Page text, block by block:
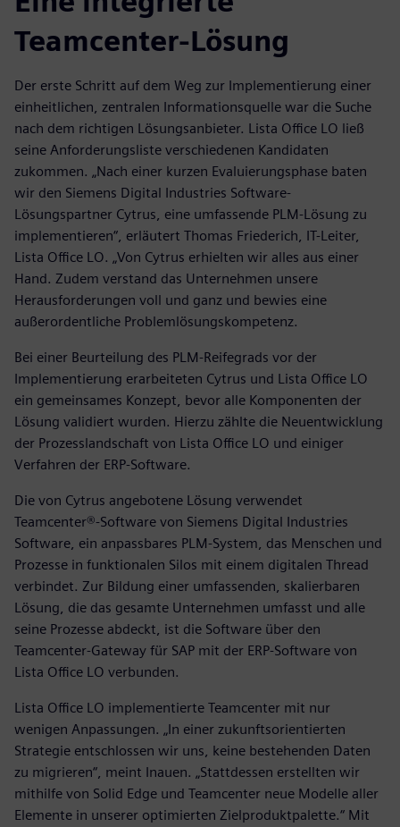
Teamcenter-Lösung
Der erste Schritt auf dem Weg zur Implementierung einer
einheitlichen, zentralen Informationsquelle war die Suche
nach dem richtigen Lösungsanbieter. Lista Office LO ließ
seine Anforderungsliste verschiedenen Kandidaten
zukommen. „Nach einer kurzen Evaluierungsphase baten
wir den Siemens Digital Industries Software-
Lösungspartner Cytrus, eine umfassende PLM-Lösung zu
implementieren“, erläutert Thomas Friederich, IT-Leiter,
Lista Office LO. „Von Cytrus erhielten wir alles aus einer
Hand. Zudem verstand das Unternehmen unsere
Herausforderungen voll und ganz und bewies eine
außerordentliche Problemlösungskompetenz.
Bei einer Beurteilung des PLM-Reifegrads vor der
Implementierung erarbeiteten Cytrus und Lista Office LO
ein gemeinsames Konzept, bevor alle Komponenten der
Lösung validiert wurden. Hierzu zählte die Neuentwicklung
der Prozesslandschaft von Lista Office LO und einiger
Verfahren der ERP-Software.
Die von Cytrus angebotene Lösung verwendet
Teamcenter®-Software von Siemens Digital Industries
Software, ein anpassbares PLM-System, das Menschen und
Prozesse in funktionalen Silos mit einem digitalen Thread
verbindet. Zur Bildung einer umfassenden, skalierbaren
Lösung, die das gesamte Unternehmen umfasst und alle
seine Prozesse abdeckt, ist die Software über den
Teamcenter-Gateway für SAP mit der ERP-Software von
Lista Office LO verbunden.
Lista Office LO implementierte Teamcenter mit nur
wenigen Anpassungen. „In einer zukunftsorientierten
Strategie entschlossen wir uns, keine bestehenden Daten
zu migrieren“, meint Inauen. „Stattdessen erstellten wir
mithilfe von Solid Edge und Teamcenter neue Modelle aller
Elemente in unserer optimierten Zielproduktpalette.“ Mit